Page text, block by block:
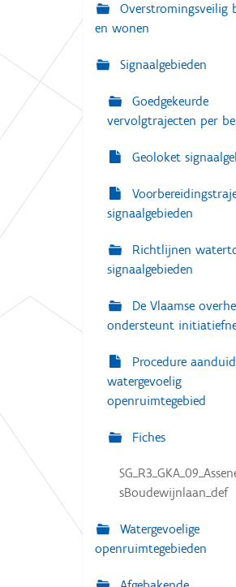
t
i
e
Overstromingsveilig
en wonen
Signaalgebieden
Goedgekeurde
vervolgtrajecten per
Geoloket
signaalgebieden
Richtlijnen
signaalgebieden
De Vlaamse
ondersteunt
Procedure
watergevoelig
openruimtegebied
Fiches
sBoudewijnlaan_def
Watergevoelige
openruimtegebieden